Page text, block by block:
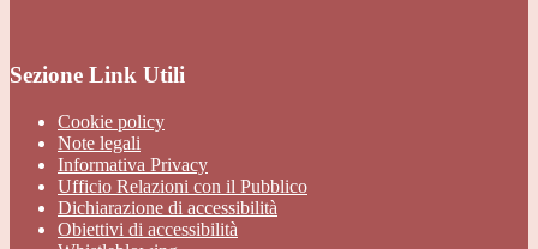
Sezione Link Utili
Cookie policy
Note legali
Informativa Privacy
Ufficio Relazioni con il Pubblico
Dichiarazione di accessibilità
Obiettivi di accessibilità